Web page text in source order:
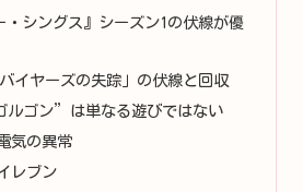
・シングス』シーズン1の伏線が優
イヤーズの失踪」の伏線と回収
ルゴン”は単なる遊びではない
気の異常
レブン